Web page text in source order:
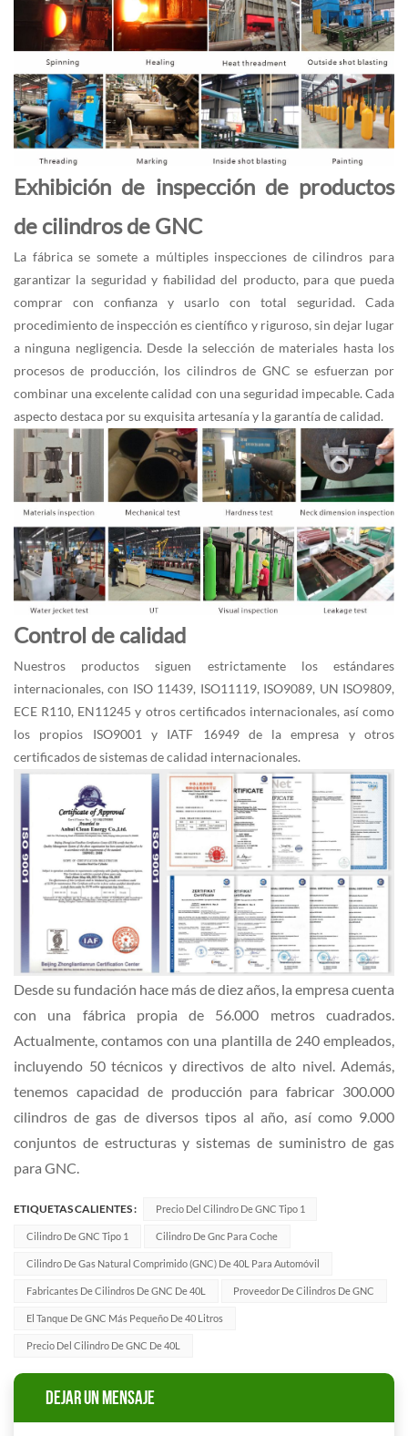
Exhibición de inspección de productos
de cilindros de GNC
La fábrica se somete a múltiples inspecciones de cilindros para
garantizar la seguridad y fiabilidad del producto, para que pueda
comprar con confianza y usarlo con total seguridad. Cada
procedimiento de inspección es científico y riguroso, sin dejar lugar
a ninguna negligencia. Desde la selección de materiales hasta los
procesos de producción, los cilindros de GNC se esfuerzan por
combinar una excelente calidad con una seguridad impecable. Cada
aspecto destaca por su exquisita artesanía y la garantía de calidad.
Control de calidad
Nuestros productos siguen estrictamente los estándares
internacionales, con ISO 11439, ISO11119, ISO9089, UN ISO9809,
ECE R110, EN11245 y otros certificados internacionales, así como
los propios ISO9001 y IATF 16949 de la empresa y otros
certificados de sistemas de calidad internacionales.
Desde su fundación hace más de diez años, la empresa cuenta
con una fábrica propia de 56.000 metros cuadrados.
Actualmente, contamos con una plantilla de 240 empleados,
incluyendo 50 técnicos y directivos de alto nivel. Además,
tenemos capacidad de producción para fabricar 300.000
cilindros de gas de diversos tipos al año, así como 9.000
conjuntos de estructuras y sistemas de suministro de gas
para GNC.
ETIQUETAS CALIENTES : Precio Del Cilindro De GNC Tipo 1
Cilindro De GNC Tipo 1 Cilindro De Gnc Para Coche
Cilindro De Gas Natural Comprimido (GNC) De 40L Para Automóvil
Fabricantes De Cilindros De GNC De 40L Proveedor De Cilindros De GNC
El Tanque De GNC Más Pequeño De 40 Litros
Precio Del Cilindro De GNC De 40L
DEJAR UN MENSAJE